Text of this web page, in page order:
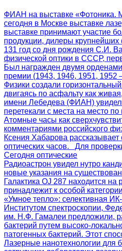
ФИАН на выставке «Фотоника.
сегодня в Москве выставке
выставке принимают участие
продукции, дилеры
131 год со дня рождения С.И.
физической оптики в СССР,
Был награжден двумя
премии (1943, 1946, 1951, 1952
Физики создали
двигаясь по асфальту как
имени Лебедева (ФИАН)
перетекали с места на место
Атомные часы как
комментариями российского
Ксения Хабарова
оптических часов. Для
Сегодня оптические
Радиоастрон увидел нутро
новые указания на
Галактика OJ 287 находится
принадлежит к особой
«Умное тепло»: селективная
Институтом спектроскопии,
им. Н.Ф. Гамалеи предложили,
бактерий путем высоко-
патогенных бактерий. Этот
Лазерные нанотехнологии для